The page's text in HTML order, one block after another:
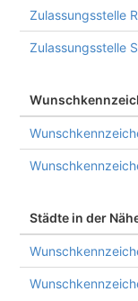
Zulassungsstelle
Zulassungsstelle
Städte in der